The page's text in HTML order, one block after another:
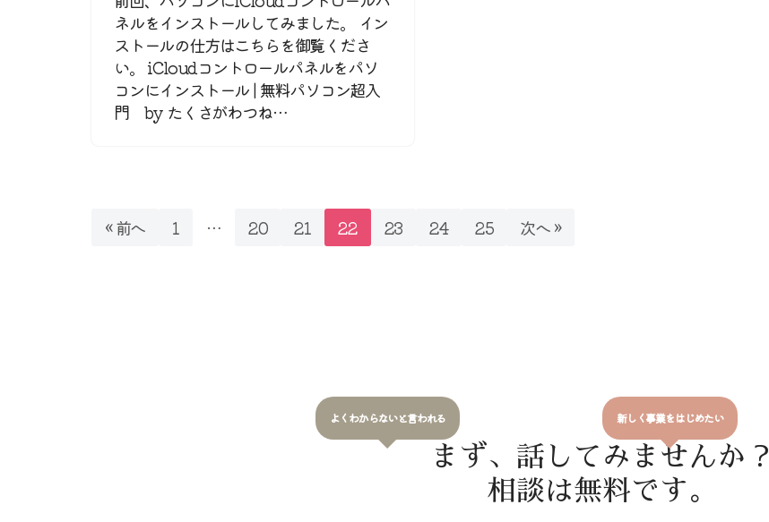
ネルをインストールしてみました。 イン
ストールの仕方はこちらを御覧くださ
い。 iCloudコントロールパネルをパソ
コンにインストール | 無料パソコン超入
門 by たくさがわつね…
« 前へ 1 … 20 21 22 23 24 25 次へ »
よくわからないと言われる 新しく事業をはじめたい
まず、話してみませんか？
相談は無料です。